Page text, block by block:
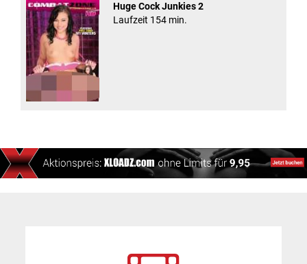
Huge Cock Junkies 2
Laufzeit 154 min.